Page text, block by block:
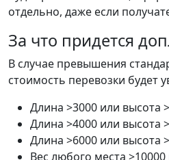
отдельно, даже если
За что придется
В случае превышения
стоимость перевозки будет
Длина >3000 или высота
Длина >4000 или высота
Длина >6000 или высота
Вес любого места >10000